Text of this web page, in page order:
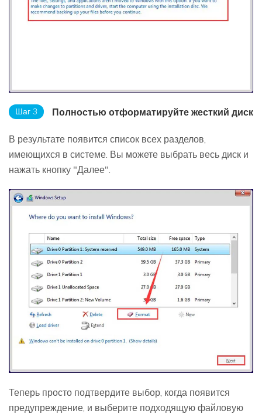
Шаг 3 Полностью отформатируйте жесткий диск
В результате появится список всех разделов,
имеющихся в системе. Вы можете выбрать весь диск и
нажать кнопку "Далее".
Теперь просто подтвердите выбор, когда появится
предупреждение, и выберите подходящую файловую